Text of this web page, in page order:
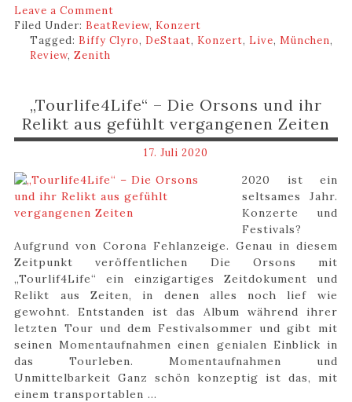
Leave a Comment
Filed Under: BeatReview, Konzert
Tagged: Biffy Clyro, DeStaat, Konzert, Live,München,
Review,Zenith
„Tourlife4Life“ – Die Orsons und ihr
Relikt aus gefühlt vergangenen Zeiten
17. Juli 2020
2020 ist ein
seltsames Jahr.
Konzerte und
Festivals?
Aufgrund von Corona Fehlanzeige. Genau in diesem
Zeitpunkt veröffentlichen Die Orsons mit
„Tourlif4Life“ ein einzigartiges Zeitdokument und
Relikt aus Zeiten, in denen alles noch lief wie
gewohnt. Entstanden ist das Album während ihrer
letzten Tour und dem Festivalsommer und gibt mit
seinen Momentaufnahmen einen genialen Einblick in
das Tourleben. Momentaufnahmen und
Unmittelbarkeit Ganz schön konzeptig ist das, mit
einem transportablen ...